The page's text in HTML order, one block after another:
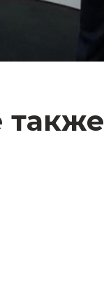
также